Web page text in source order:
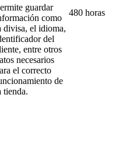
guardar
como
divisa, el idioma,
del
entre otros
necesarios
el correcto
de
tienda.
480 horas